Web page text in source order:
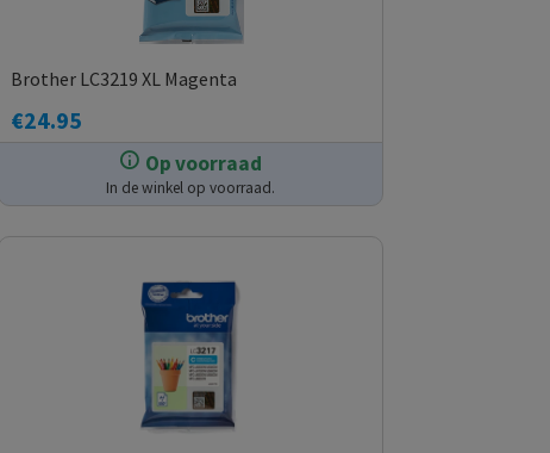
Op voorraad
In de winkel op voorraad.
Brother LC3219 XL Magenta
€24.95